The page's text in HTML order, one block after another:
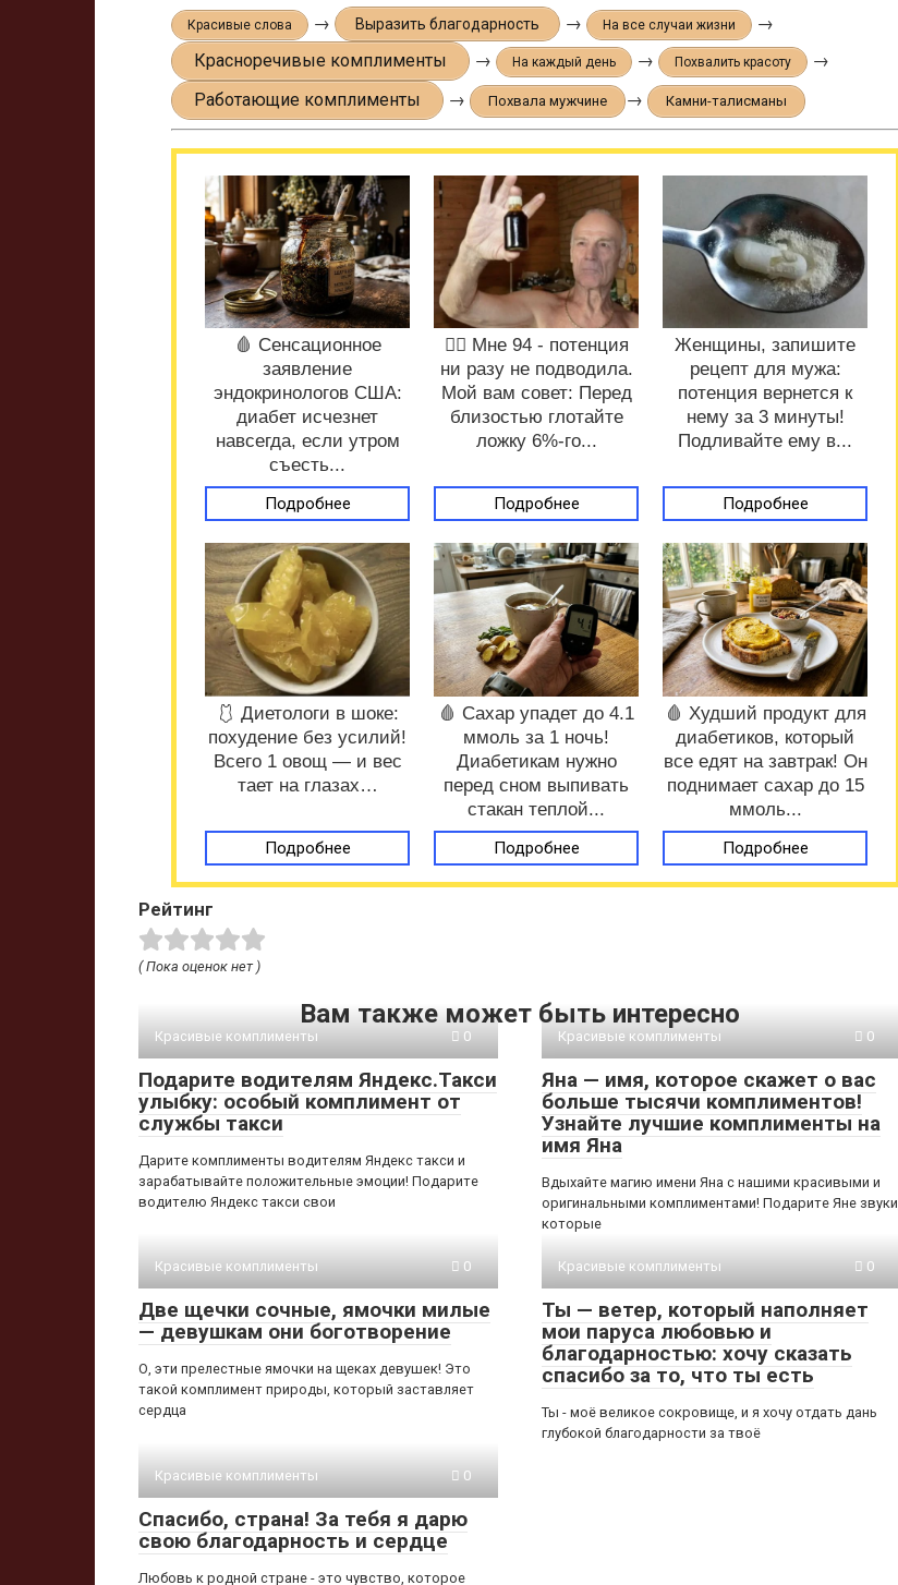
Красивые слова → Выразить благодарность → На все случаи жизни
→
Красноречивые комплименты
→ На каждый день → Похвалить красоту
→
Работающие комплименты
→ Похвала мужчине → Камни-талисманы
🩸 Сенсационное
заявление
эндокринологов США:
диабет исчезнет
навсегда, если утром
съесть...
Подробнее
❤️‍🔥 Мне 94 - потенция
ни разу не подводила.
Мой вам совет: Перед
близостью глотайте
ложку 6%-го...
Подробнее
Женщины, запишите
рецепт для мужа:
потенция вернется к
нему за 3 минуты!
Подливайте ему в...
Подробнее
🩱 Диетологи в шоке:
похудение без усилий!
Всего 1 овощ — и вес
тает на глазах…
Подробнее
🩸 Сахар упадет до 4.1
ммоль за 1 ночь!
Диабетикам нужно
перед сном выпивать
стакан теплой...
Подробнее
🩸 Худший продукт для
диабетиков, который
все едят на завтрак! Он
поднимает сахар до 15
ммоль...
Подробнее
Рейтинг
( Пока оценок нет )
Вам также может быть интересно
Красивые комплименты 0
Подарите водителям Яндекс.Такси
улыбку: особый комплимент от
службы такси
Дарите комплименты водителям Яндекс такси и
зарабатывайте положительные эмоции! Подарите
водителю Яндекс такси свои
Красивые комплименты 0
Яна — имя, которое скажет о вас
больше тысячи комплиментов!
Узнайте лучшие комплименты на
имя Яна
Вдыхайте магию имени Яна с нашими красивыми и
оригинальными комплиментами! Подарите Яне звуки,
которые
Красивые комплименты 0
Две щечки сочные, ямочки милые
— девушкам они боготворение
О, эти прелестные ямочки на щеках девушек! Это
такой комплимент природы, который заставляет
сердца
Красивые комплименты 0
Ты — ветер, который наполняет
мои паруса любовью и
благодарностью: хочу сказать
спасибо за то, что ты есть
Ты - моё великое сокровище, и я хочу отдать дань
глубокой благодарности за твоё
Красивые комплименты 0
Спасибо, страна! За тебя я дарю
свою благодарность и сердце
Любовь к родной стране - это чувство, которое